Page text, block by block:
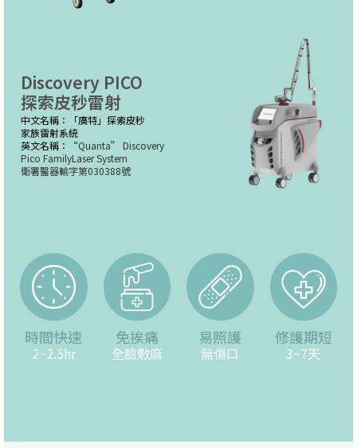
Discovery PICO
探索皮秒雷射
中文名稱：「廣特」探索皮秒
家族雷射系統
英文名稱：
“Quanta” Discovery
Pico FamilyLaser System
衛署醫器輸字第030388號
時間快速
2~2.5hr
免挨痛
全臉敷麻
易照護
無傷口
修護期短
3~7天